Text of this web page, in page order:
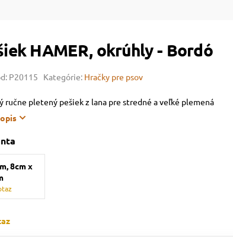
HAMER, okrúhly - Bordó
P20115 Kategórie: Hračky pre psov
ručne pletený pešiek z lana pre stredné a veľké plemená
8cm x